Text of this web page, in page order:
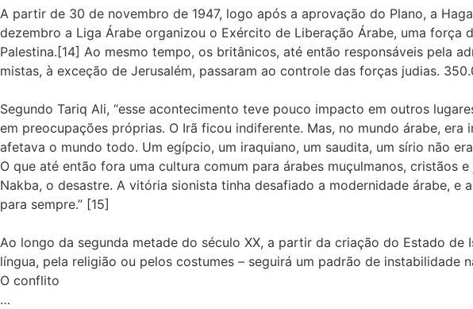
A partir de 30 de novembro de 1947, logo após a aprovação do Plano, a
dezembro a Liga Árabe organizou o Exército de Liberação Árabe, uma
Palestina.[14] Ao mesmo tempo, os britânicos, até então responsáveis pela
mistas, à exceção de Jerusalém, passaram ao controle das forças judias.
Segundo Tariq Ali, “esse acontecimento teve pouco impacto em outros
em preocupações próprias. O Irã ficou indiferente. Mas, no mundo árabe,
afetava o mundo todo. Um egípcio, um iraquiano, um saudita, um sírio não
O que até então fora uma cultura comum para árabes muçulmanos,
Nakba, o desastre. A vitória sionista tinha desafiado a modernidade árabe,
para sempre.” [15]
Ao longo da segunda metade do século XX, a partir da criação do Estado
língua, pela religião ou pelos costumes – seguirá um padrão de instabilidade
O conflito
…